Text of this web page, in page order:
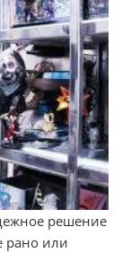
решение
рано или